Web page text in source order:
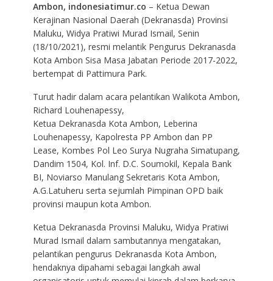
Ambon, indonesiatimur.co – Ketua Dewan
Kerajinan Nasional Daerah (Dekranasda) Provinsi
Maluku, Widya Pratiwi Murad Ismail, Senin
(18/10/2021), resmi melantik Pengurus Dekranasda
Kota Ambon Sisa Masa Jabatan Periode 2017-2022,
bertempat di Pattimura Park.
Turut hadir dalam acara pelantikan Walikota Ambon,
Richard Louhenapessy,
Ketua Dekranasda Kota Ambon, Leberina
Louhenapessy, Kapolresta PP Ambon dan PP
Lease, Kombes Pol Leo Surya Nugraha Simatupang,
Dandim 1504, Kol. Inf. D.C. Soumokil, Kepala Bank
BI, Noviarso Manulang Sekretaris Kota Ambon,
A.G.Latuheru serta sejumlah Pimpinan OPD baik
provinsi maupun kota Ambon.
Ketua Dekranasda Provinsi Maluku, Widya Pratiwi
Murad Ismail dalam sambutannya mengatakan,
pelantikan pengurus Dekranasda Kota Ambon,
hendaknya dipahami sebagai langkah awal